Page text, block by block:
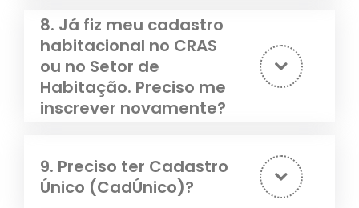
8. Já fiz meu cadastro
habitacional no CRAS
ou no Setor de
Habitação. Preciso me
inscrever novamente?
9. Preciso ter Cadastro
Único (CadÚnico)?